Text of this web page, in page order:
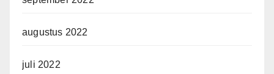
augustus 2022
juli 2022